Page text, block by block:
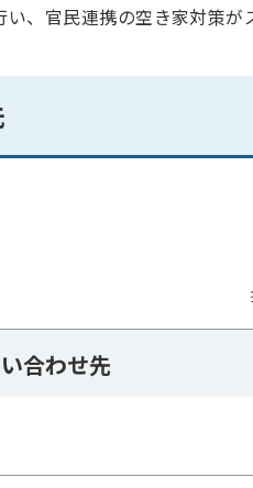
、官民連携の空き家対策が
合わせ先